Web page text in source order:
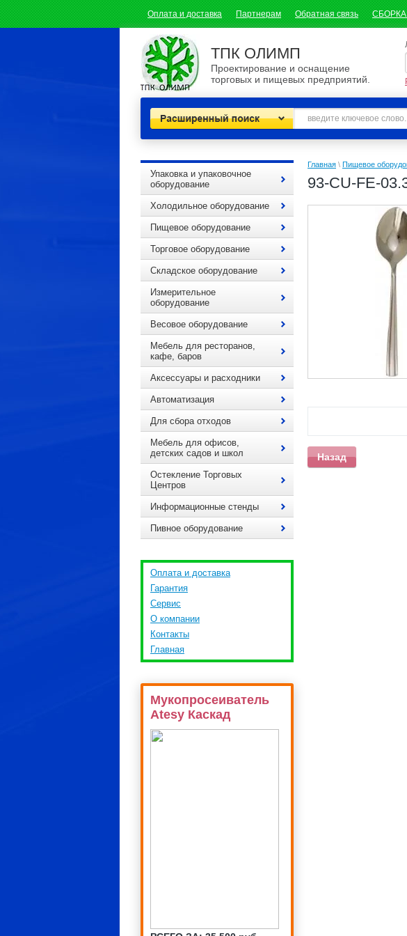
Оплата и доставка Партнерам Обратная связь
ТПК ОЛИМП
Проектирование и оснащение
торговых и пищевых предприятий.
Расширенный поиск
Упаковка и упаковочное
оборудование
Холодильное оборудование
Пищевое оборудование
Торговое оборудование
Складское оборудование
Измерительное
оборудование
Весовое оборудование
Мебель для ресторанов,
кафе, баров
Аксессуары и расходники
Автоматизация
Для сбора отходов
Мебель для офисов,
детских садов и школ
Остекление Торговых
Центров
Информационные стенды
Пивное оборудование
Оплата и доставка
Гарантия
Сервис
О компании
Контакты
Главная
Мукопросеиватель
Atesy Каскад
Главная \ Пищевое
93-CU-FE-
Назад